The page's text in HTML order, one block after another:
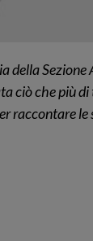
della Sezione
ciò che più
raccontare le